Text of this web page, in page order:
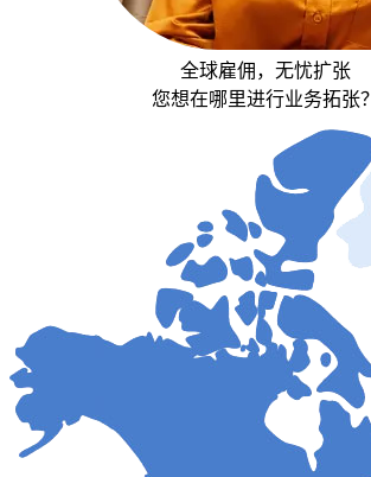
全球雇佣，无忧扩张
您想在哪里进行业务拓张？